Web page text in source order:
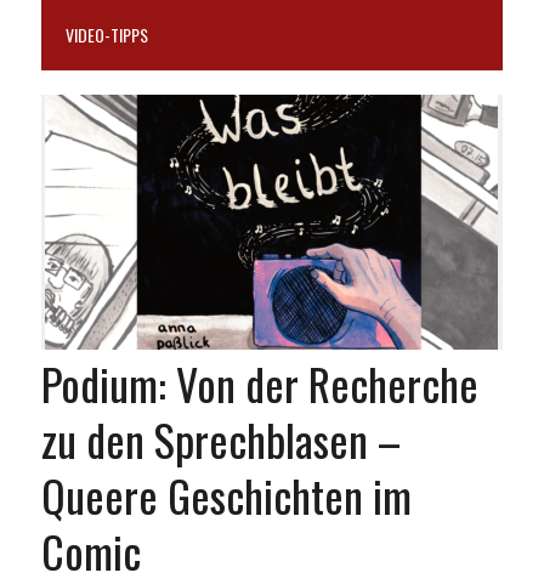
VIDEO-TIPPS
Podium: Von der Recherche
zu den Sprechblasen –
Queere Geschichten im
Comic